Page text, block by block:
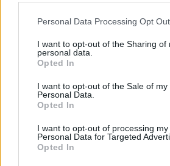
Personal Data Processing Opt
I want to opt-out of the Sharing of
personal data.
Opted In
I want to opt-out of the Sale of my
Personal Data.
Opted In
I want to opt-out of processing my
Personal Data for Targeted
Opted In
Vaizdai iš tragiškos avarijos
Žinios | Lietuvos diena
Savaitės vidurys nusimato
32 laipsnių šilumos
Žinios | Orai